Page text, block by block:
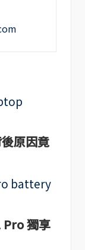
原因竟
Pro 獨享